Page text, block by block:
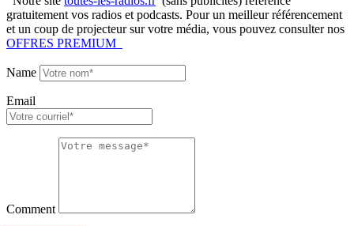
gratuitement vos radios et podcasts. Pour un meilleur référencement
et un coup de projecteur sur votre média, vous pouvez consulter nos
OFFRES PREMIUM
Name
Email
Comment